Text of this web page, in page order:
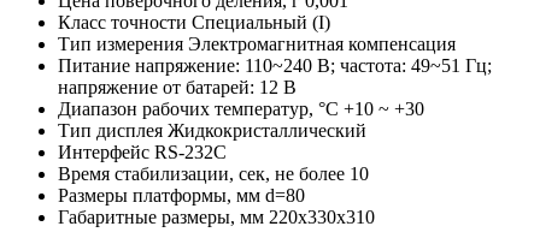
Класс точности Специальный (I)
Тип измерения Электромагнитная компенсация
Питание напряжение: 110~240 В; частота: 49~51 Гц;
напряжение от батарей: 12 В
Диапазон рабочих температур, °C +10 ~ +30
Тип дисплея Жидкокристаллический
Интерфейс RS-232C
Время стабилизации, сек, не более 10
Размеры платформы, мм d=80
Габаритные размеры, мм 220x330x310